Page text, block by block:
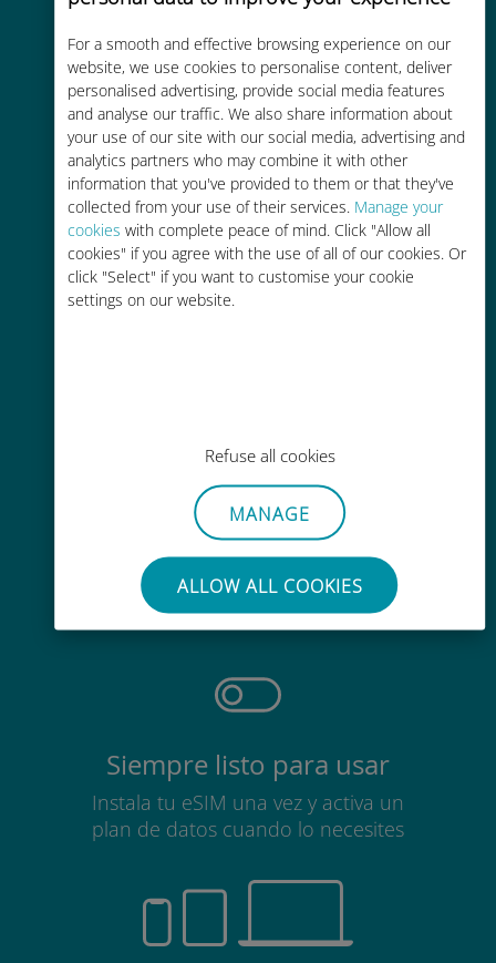
For a smooth and effective browsing experience on our
website, we use cookies to personalise content, deliver
personalised advertising, provide social media features
and analyse our traffic. We also share information about
your use of our site with our social media, advertising and
analytics partners who may combine it with other
information that you've provided to them or that they've
collected from your use of their services. Manage your
cookies with complete peace of mind. Click "Allow all
cookies" if you agree with the use of all of our cookies. Or
click "Select" if you want to customise your cookie
settings on our website.
Refuse all cookies
MANAGE
ALLOW ALL COOKIES
Rentable
Hasta un 90% más barato que los
costes de itinerancia con su
operador actual
Fácil recarga
Sin esfuerzo
No es necesario retirar la tarjeta
SIM
Siempre listo para usar
Instala tu eSIM una vez y activa un
plan de datos cuando lo necesites